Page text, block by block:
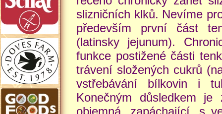
slizničních klků. Nevíme
především první část
(latinsky jejunum).
funkce postižené části
trávení složených cukrů
vstřebávání bílkovin i
Konečným důsledkem
objemná, zapáchající, s